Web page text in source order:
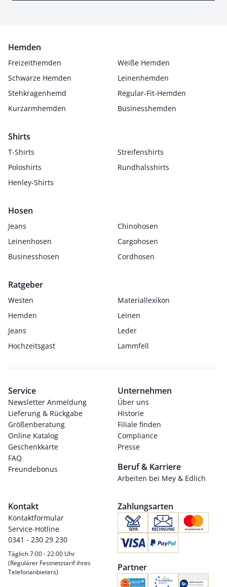
Hemden
Freizeithemden
Weiße Hemden
Schwarze Hemden
Leinenhemden
Stehkragenhemd
Regular-Fit-Hemden
Kurzarmhemden
Businesshemden
Shirts
T-Shirts
Streifenshirts
Poloshirts
Rundhalsshirts
Henley-Shirts
Hosen
Jeans
Chinohosen
Leinenhosen
Cargohosen
Businesshosen
Cordhosen
Ratgeber
Westen
Materiallexikon
Hemden
Leinen
Jeans
Leder
Hochzeitsgast
Lammfell
Service
Newsletter Anmeldung
Lieferung & Rückgabe
Größenberatung
Online Katalog
Geschenkkarte
FAQ
Freundebonus
Unternehmen
Über uns
Historie
Filiale finden
Compliance
Presse
Beruf & Karriere
Arbeiten bei Mey & Edlich
Kontakt
Kontaktformular
Service-Hotline
0341 - 230 29 230
Täglich 7:00 - 22:00 Uhr
(Regulärer Festnetztarif ihres
Telefonanbieters)
Zahlungsarten
Partner